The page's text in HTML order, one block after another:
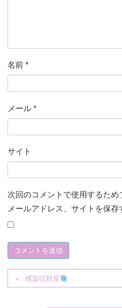
名前 *
メール *
サイト
次回のコメントで使用するため
メールアドレス、サイトを保存
感染症対策